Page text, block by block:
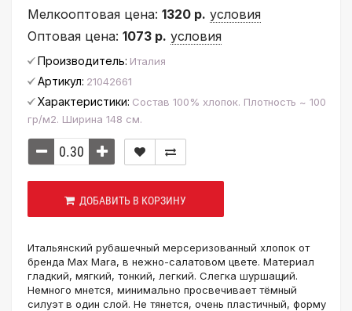
Мелкооптовая цена: 1320 р. условия
Оптовая цена: 1073 р. условия
Производитель: Италия
Артикул: 21042661
Характеристики: Состав 100% хлопок. Плотность ~ 100
гр/м2. Ширина 148 см.
ДОБАВИТЬ В КОРЗИНУ
Итальянский рубашечный мерсеризованный хлопок от
бренда Max Mara, в нежно-салатовом цвете. Материал
гладкий, мягкий, тонкий, легкий. Слегка шуршащий.
Немного мнется, минимально просвечивает тёмный
силуэт в один слой. Не тянется, очень пластичный, форму